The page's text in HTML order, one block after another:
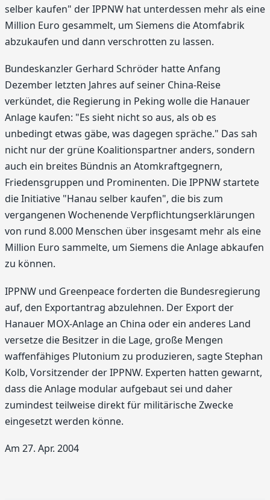
selber kaufen" der IPPNW hat unterdessen mehr als eine
Million Euro gesammelt, um Siemens die Atomfabrik
abzukaufen und dann verschrotten zu lassen.
Bundeskanzler Gerhard Schröder hatte Anfang
Dezember letzten Jahres auf seiner China-Reise
verkündet, die Regierung in Peking wolle die Hanauer
Anlage kaufen: "Es sieht nicht so aus, als ob es
unbedingt etwas gäbe, was dagegen spräche." Das sah
nicht nur der grüne Koalitionspartner anders, sondern
auch ein breites Bündnis an Atomkraftgegnern,
Friedensgruppen und Prominenten. Die IPPNW startete
die Initiative "Hanau selber kaufen", die bis zum
vergangenen Wochenende Verpflichtungserklärungen
von rund 8.000 Menschen über insgesamt mehr als eine
Million Euro sammelte, um Siemens die Anlage abkaufen
zu können.
IPPNW und Greenpeace forderten die Bundesregierung
auf, den Exportantrag abzulehnen. Der Export der
Hanauer MOX-Anlage an China oder ein anderes Land
versetze die Besitzer in die Lage, große Mengen
waffenfähiges Plutonium zu produzieren, sagte Stephan
Kolb, Vorsitzender der IPPNW. Experten hatten gewarnt,
dass die Anlage modular aufgebaut sei und daher
zumindest teilweise direkt für militärische Zwecke
eingesetzt werden könne.
Am 27. Apr. 2004